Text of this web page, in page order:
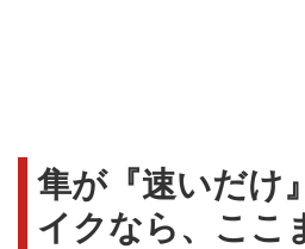
隼が『速いだけ
イクなら、ここ